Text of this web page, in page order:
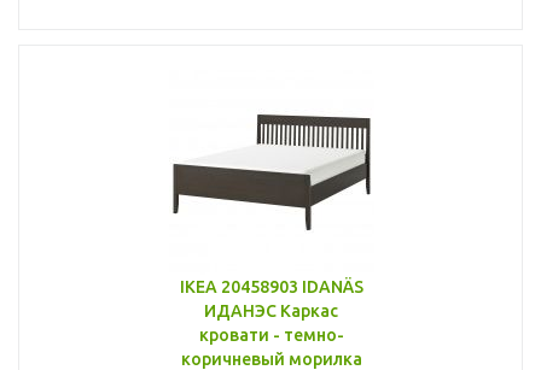
IKEA 20458903 IDANÄS
ИДАНЭС Каркас
кровати - темно-
коричневый морилка